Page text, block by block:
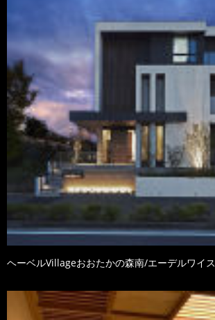
ヘーベルVillageおおたかの森南/エーデルワイス